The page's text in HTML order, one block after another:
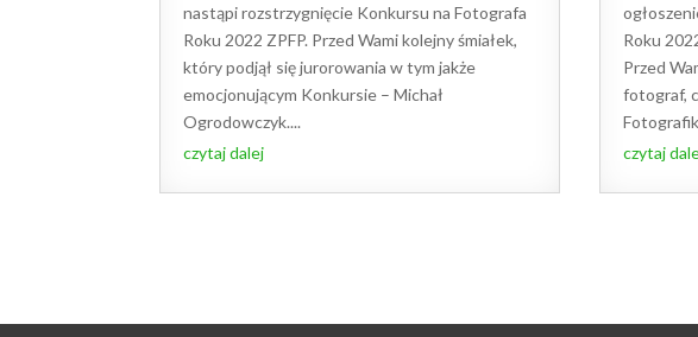
nastąpi rozstrzygnięcie Konkursu na Fotografa
Roku 2022 ZPFP. Przed Wami kolejny śmiałek,
który podjął się jurorowania w tym jakże
emocjonującym Konkursie – Michał
Ogrodowczyk....
czytaj dalej
Roku
Przed
fotograf,
czytaj